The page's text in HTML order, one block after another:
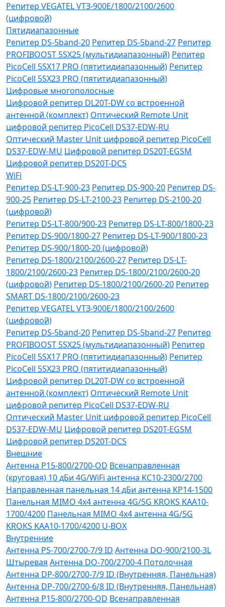
Репитер VЕGATEL VТЗ-900Е/1800/2100/2600
(цифровой)
Пятидиапазонные
Репитер DS-5band-20 Репитер DS-5band-27 Репитер
PROFIBOOST 5SX25 (мультидиапазонный) Репитер
PicoCell 5SX17 PRO (пятитидиапазонный) Репитер
PicoCell 5SX23 PRO (пятитидиапазонный)
Цифровые многополосные
Цифровой репитер DL20T-DW со встроенной
антенной (комплект) Оптический Remote Unit
цифровой репитер PicoCell DS37-EDW-RU
Оптический Master Unit цифровой репитер PicoCell
DS37-EDW-MU Цифровой репитер DS20T-EGSM
Цифровой репитер DS20T-DCS
WiFi
Репитер DS-LT-900-23 Репитер DS-900-20 Репитер DS-
900-25 Репитер DS-LT-2100-23 Репитер DS-2100-20
(цифровой)
Репитер DS-LT-800/900-23 Репитер DS-LT-800/1800-23
Репитер DS-900/1800-27 Репитер DS-LT-900/1800-23
Репитер DS-900/1800-20 (цифровой)
Репитер DS-1800/2100/2600-27 Репитер DS-LT-
1800/2100/2600-23 Репитер DS-1800/2100/2600-20
(цифровой) Репитер DS-1800/2100/2600-20 Репитер
SMART DS-1800/2100/2600-23
Репитер VЕGATEL VТЗ-900Е/1800/2100/2600
(цифровой)
Репитер DS-5band-20 Репитер DS-5band-27 Репитер
PROFIBOOST 5SX25 (мультидиапазонный) Репитер
PicoCell 5SX17 PRO (пятитидиапазонный) Репитер
PicoCell 5SX23 PRO (пятитидиапазонный)
Цифровой репитер DL20T-DW со встроенной
антенной (комплект) Оптический Remote Unit
цифровой репитер PicoCell DS37-EDW-RU
Оптический Master Unit цифровой репитер PicoCell
DS37-EDW-MU Цифровой репитер DS20T-EGSM
Цифровой репитер DS20T-DCS
Внешние
Антенна P15-800/2700-OD Всенаправленная
(круговая) 10 дБи 4G/WiFi антенна KC10-2300/2700
Направленная панельная 14 дБи антенна KP14-1500
Панельная MIMO 4x4 антенна 4G/5G KROKS KAA10-
1700/4200 Панельная MIMO 4x4 антенна 4G/5G
KROKS KAA10-1700/4200 U-BOX
Внутренние
Антенна PS-700/2700-7/9 ID Антенна DO-900/2100-3L
Штыревая Антенна DO-700/2700-4 Потолочная
Антенна DP-800/2700-7/9 ID (Внутренняя, Панельная)
Антенна DP-700/2700-6/8 ID (Внутренняя, Панельная)
Антенна P15-800/2700-OD Всенаправленная